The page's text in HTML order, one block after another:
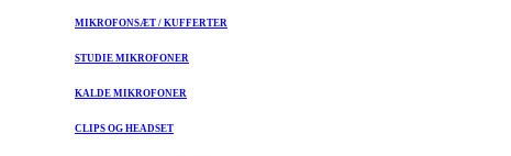
MIKROFONSÆT / KUFFERTER
STUDIE MIKROFONER
KALDE MIKROFONER
CLIPS OG HEADSET